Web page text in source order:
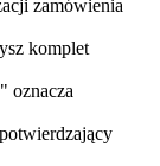
zamówienia
komplet
oznacza